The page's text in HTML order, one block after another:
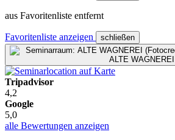
aus Favoritenliste entfernt
Favoritenliste anzeigen schließen
Tripadvisor
4,2
Google
5,0
alle Bewertungen anzeigen